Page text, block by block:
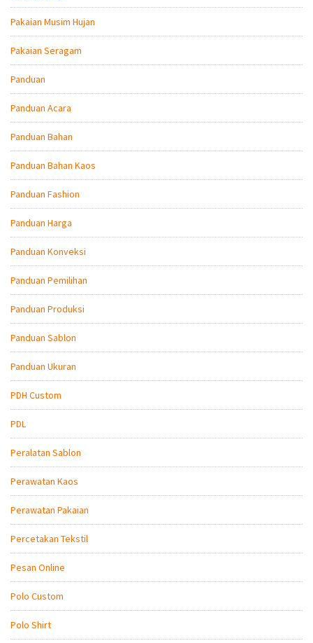
Pakaian Musim Hujan
Pakaian Seragam
Panduan
Panduan Acara
Panduan Bahan
Panduan Bahan Kaos
Panduan Fashion
Panduan Harga
Panduan Konveksi
Panduan Pemilihan
Panduan Produksi
Panduan Sablon
Panduan Ukuran
PDH Custom
PDL
Peralatan Sablon
Perawatan Kaos
Perawatan Pakaian
Percetakan Tekstil
Pesan Online
Polo Custom
Polo Shirt